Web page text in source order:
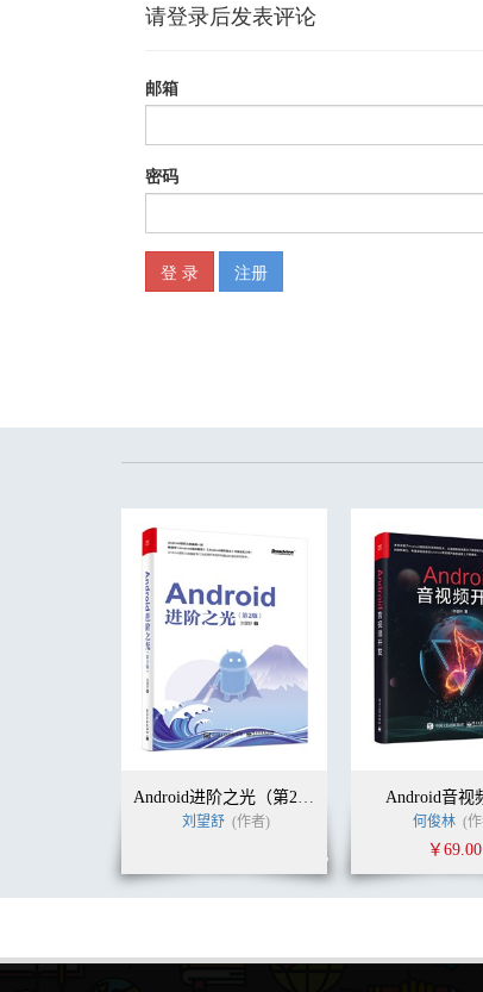
刘望舒 (作者)
Android音视
何俊林 (
￥69.00